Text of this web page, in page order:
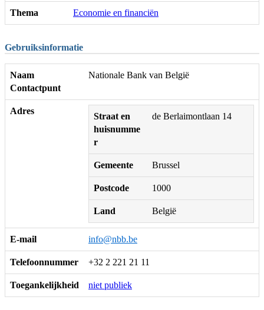
Thema Economie en financiën
Gebruiksinformatie
Naam
Contactpunt
Nationale Bank van België
Adres
Straat en
huisnumme
r
de Berlaimontlaan 14
Gemeente Brussel
Postcode 1000
Land België
E-mail info@nbb.be
Telefoonnummer +32 2 221 21 11
Toegankelijkheid niet publiek